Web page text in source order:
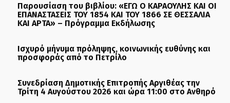
Παρουσίαση του βιβλίου: «ΕΓΩ Ο ΚΑΡΑΟΥΛΗΣ ΚΑΙ ΟΙ
ΕΠΑΝΑΣΤΑΣΕΙΣ ΤΟΥ 1854 ΚΑΙ ΤΟΥ 1866 ΣΕ ΘΕΣΣΑΛΙΑ
ΚΑΙ ΑΡΤΑ» – Πρόγραμμα Εκδήλωσης
Ισχυρό μήνυμα πρόληψης, κοινωνικής ευθύνης και
προσφοράς από το Πετρίλο
Συνεδρίαση Δημοτικής Επιτροπής Αργιθέας την
Τρίτη 4 Αυγούστου 2026 και ώρα 11:00 στο Ανθηρό